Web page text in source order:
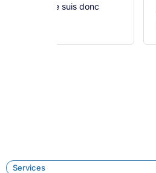
expertise, je suis donc
Services